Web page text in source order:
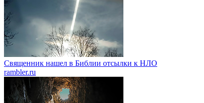
Священник нашел в Библии отсылки к НЛО
rambler.ru